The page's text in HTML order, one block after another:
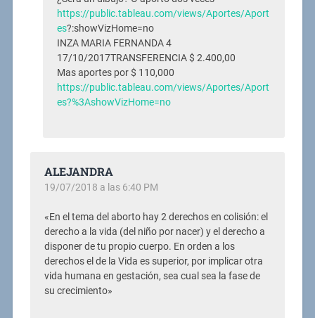
https://public.tableau.com/views/Aportes/Aport
es?:showVizHome=no
INZA MARIA FERNANDA 4
17/10/2017TRANSFERENCIA $ 2.400,00
Mas aportes por $ 110,000
https://public.tableau.com/views/Aportes/Aport
es?%3AshowVizHome=no
ALEJANDRA
19/07/2018 a las 6:40 PM
«En el tema del aborto hay 2 derechos en colisión: el
derecho a la vida (del niño por nacer) y el derecho a
disponer de tu propio cuerpo. En orden a los
derechos el de la Vida es superior, por implicar otra
vida humana en gestación, sea cual sea la fase de
su crecimiento»